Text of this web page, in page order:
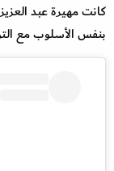
كانت مهيرة عبد
بنفس الأسلوب مع